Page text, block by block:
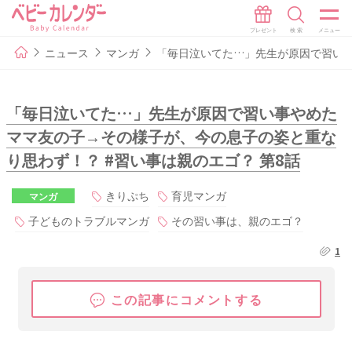
ニュース マンガ 「毎日泣いてた…」先生が原因で習
「毎日泣いてた…」先生が原因で習い事やめた
ママ友の子→その様子が、今の息子の姿と重な
り思わず！？ #習い事は親のエゴ？ 第8話
マンガ きりぷち
育児マンガ
子どものトラブルマンガ
その習い事は、親のエゴ？
1
この記事にコメントする